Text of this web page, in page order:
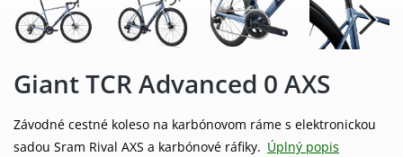
Giant TCR Advanced 0 AXS
Závodné cestné koleso na karbónovom ráme s elektronickou
sadou Sram Rival AXS a karbónové ráfiky. Úplný popis